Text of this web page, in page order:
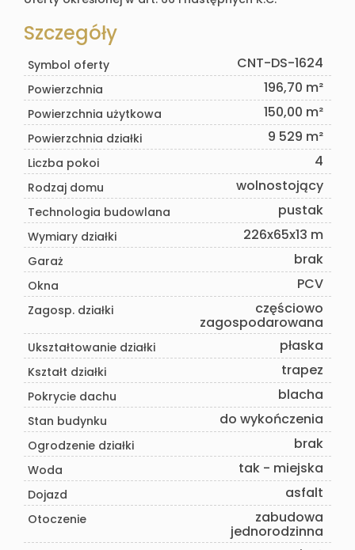
Szczegóły
Symbol oferty CNT-DS-1624
Powierzchnia 196,70 m²
Powierzchnia użytkowa 150,00 m²
Powierzchnia działki 9 529 m²
Liczba pokoi 4
Rodzaj domu wolnostojący
Technologia budowlana pustak
Wymiary działki 226x65x13 m
Garaż brak
Okna PCV
Zagosp. działki częściowo
zagospodarowana
Ukształtowanie działki płaska
Kształt działki trapez
Pokrycie dachu blacha
Stan budynku do wykończenia
Ogrodzenie działki brak
Woda tak - miejska
Dojazd asfalt
Otoczenie zabudowa
jednorodzinna